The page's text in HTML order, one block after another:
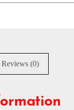
Reviews (0)